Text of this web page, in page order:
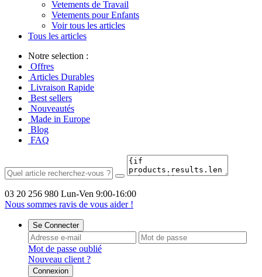
Vetements de Travail
Vetements pour Enfants
Voir tous les articles
Tous les articles
Notre selection :
Offres
Articles Durables
Livraison Rapide
Best sellers
Nouveautés
Made in Europe
Blog
FAQ
03 20 256 980 Lun-Ven 9:00-16:00
Nous sommes ravis de vous aider !
Se Connecter
Mot de passe oublié
Nouveau client ?
Connexion